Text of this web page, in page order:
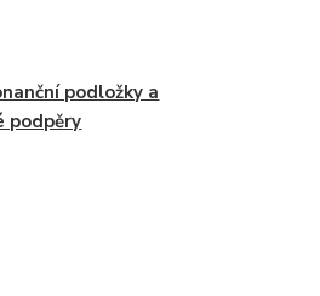
podložky a
podpěry